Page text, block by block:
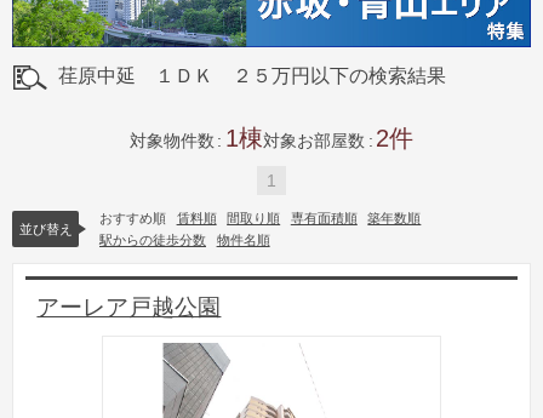
荏原中延 １ＤＫ ２５万円以下の検索結果
対象物件数 1 対象お部屋数 2
1
並び替え
おすすめ順 賃料順 間取り順 専有面積順
築年数順
駅からの徒歩分数
物件名順
アーレア戸越公園